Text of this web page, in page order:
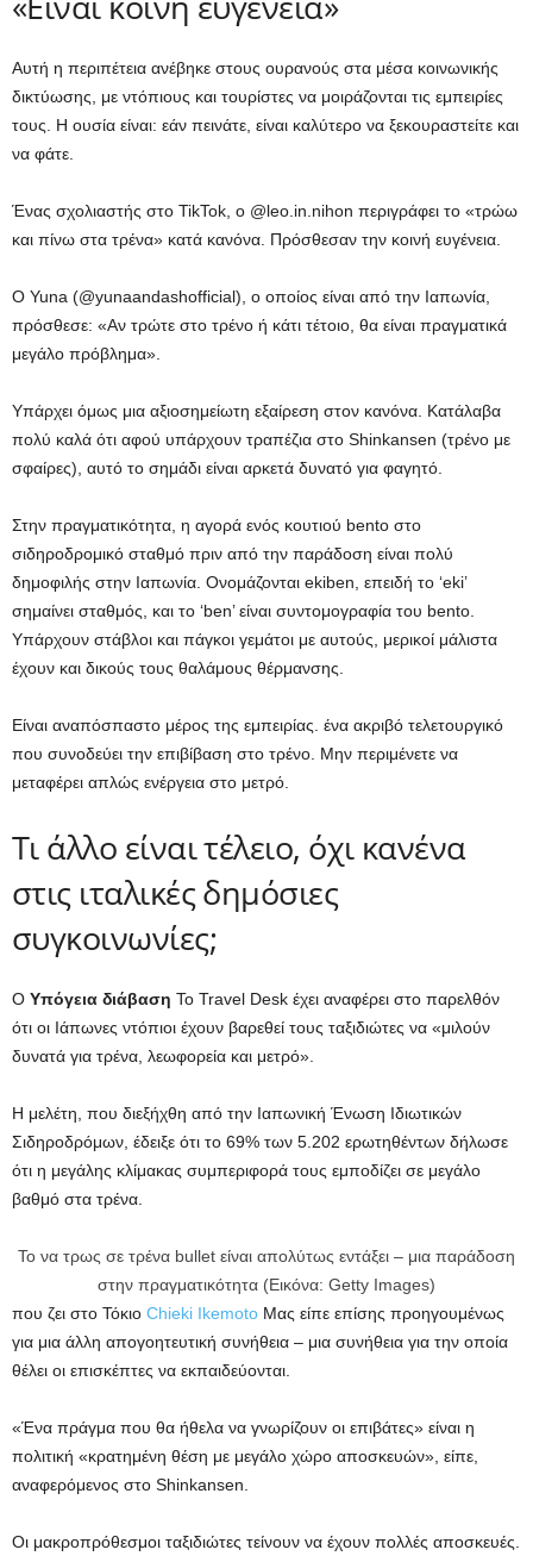
Αυτή η περιπέτεια ανέβηκε στους ουρανούς στα μέσα κοινωνικής
δικτύωσης, με ντόπιους και τουρίστες να μοιράζονται τις εμπειρίες
τους. Η ουσία είναι: εάν πεινάτε, είναι καλύτερο να ξεκουραστείτε και
να φάτε.
Ένας σχολιαστής στο TikTok, ο @leo.in.nihon περιγράφει το «τρώω
και πίνω στα τρένα» κατά κανόνα. Πρόσθεσαν την κοινή ευγένεια.
Ο Yuna (@yunaandashofficial), ο οποίος είναι από την Ιαπωνία,
πρόσθεσε: «Αν τρώτε στο τρένο ή κάτι τέτοιο, θα είναι πραγματικά
μεγάλο πρόβλημα».
Υπάρχει όμως μια αξιοσημείωτη εξαίρεση στον κανόνα. Κατάλαβα
πολύ καλά ότι αφού υπάρχουν τραπέζια στο Shinkansen (τρένο με
σφαίρες), αυτό το σημάδι είναι αρκετά δυνατό για φαγητό.
Στην πραγματικότητα, η αγορά ενός κουτιού bento στο
σιδηροδρομικό σταθμό πριν από την παράδοση είναι πολύ
δημοφιλής στην Ιαπωνία. Ονομάζονται ekiben, επειδή το ‘eki’
σημαίνει σταθμός, και το ‘ben’ είναι συντομογραφία του bento.
Υπάρχουν στάβλοι και πάγκοι γεμάτοι με αυτούς, μερικοί μάλιστα
έχουν και δικούς τους θαλάμους θέρμανσης.
Είναι αναπόσπαστο μέρος της εμπειρίας. ένα ακριβό τελετουργικό
που συνοδεύει την επιβίβαση στο τρένο. Μην περιμένετε να
μεταφέρει απλώς ενέργεια στο μετρό.
Τι άλλο είναι τέλειο, όχι κανένα
στις ιταλικές δημόσιες
συγκοινωνίες;
Ο Υπόγεια διάβαση Το Travel Desk έχει αναφέρει στο παρελθόν
ότι οι Ιάπωνες ντόπιοι έχουν βαρεθεί τους ταξιδιώτες να «μιλούν
δυνατά για τρένα, λεωφορεία και μετρό».
Η μελέτη, που διεξήχθη από την Ιαπωνική Ένωση Ιδιωτικών
Σιδηροδρόμων, έδειξε ότι το 69% των 5.202 ερωτηθέντων δήλωσε
ότι η μεγάλης κλίμακας συμπεριφορά τους εμποδίζει σε μεγάλο
βαθμό στα τρένα.
Το να τρως σε τρένα bullet είναι απολύτως εντάξει – μια παράδοση
στην πραγματικότητα (Εικόνα: Getty Images)
που ζει στο Τόκιο Chieki Ikemoto Μας είπε επίσης προηγουμένως
για μια άλλη απογοητευτική συνήθεια – μια συνήθεια για την οποία
θέλει οι επισκέπτες να εκπαιδεύονται.
«Ένα πράγμα που θα ήθελα να γνωρίζουν οι επιβάτες» είναι η
πολιτική «κρατημένη θέση με μεγάλο χώρο αποσκευών», είπε,
αναφερόμενος στο Shinkansen.
Οι μακροπρόθεσμοι ταξιδιώτες τείνουν να έχουν πολλές αποσκευές.